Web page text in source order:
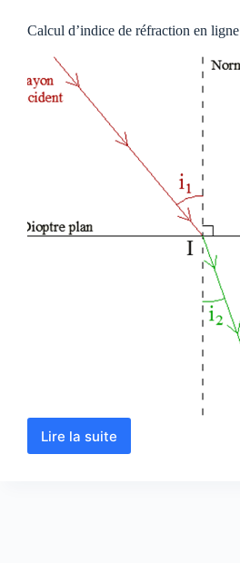
Calcul d’indice de réfraction en ligne
Lire la suite
Calcul